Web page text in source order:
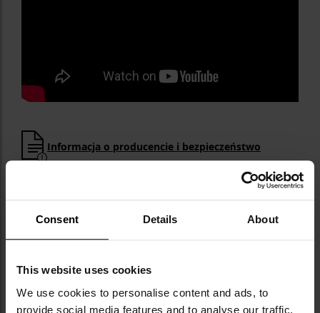
Consent Details About
This website uses cookies
We use cookies to personalise content and ads, to
provide social media features and to analyse our traffic.
Informacja o producencie i bezpieczeństwo
DANE TECHNICZNE
Więcej
informacji
Styl
Survival-outdoor